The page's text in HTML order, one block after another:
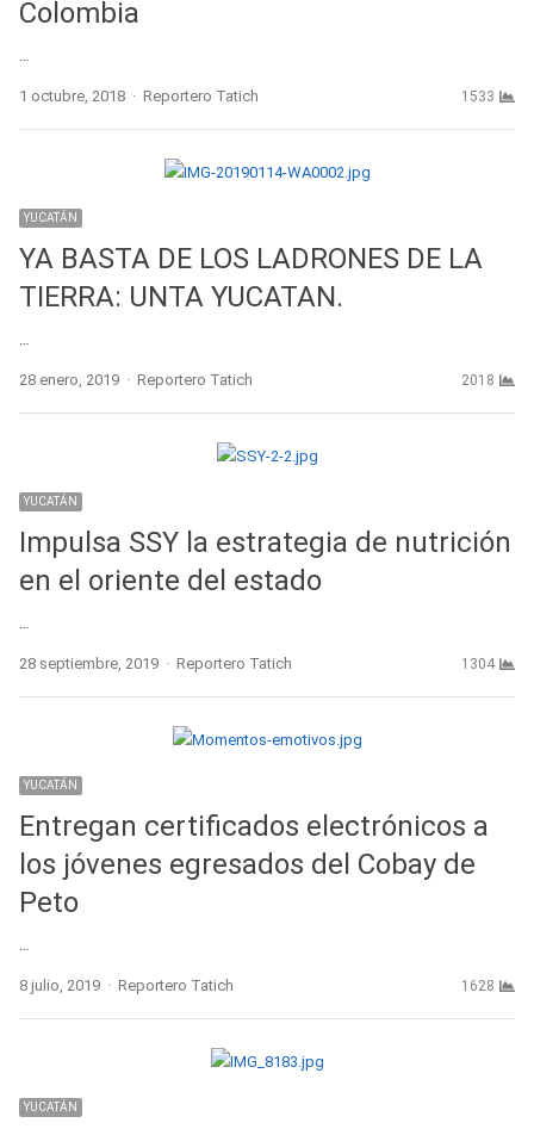
Colombia
…
1 octubre, 2018 Author
Reportero Tatich 1533
YUCATÁN
YA BASTA DE LOS LADRONES DE LA
TIERRA: UNTA YUCATAN.
…
28 enero, 2019 Author
Reportero Tatich 2018
YUCATÁN
Impulsa SSY la estrategia de nutrición
en el oriente del estado
28 septiembre, 2019 Author
Reportero Tatich 1304
YUCATÁN
Entregan certificados electrónicos a
los jóvenes egresados del Cobay de
Peto
8 julio, 2019 Author
Reportero Tatich 1628
YUCATÁN